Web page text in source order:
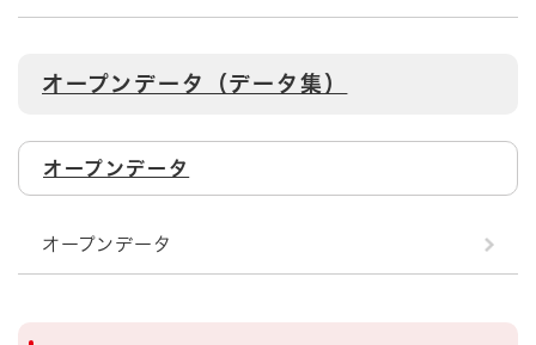
オープンデータ（データ集）
オープンデータ
オープンデータ